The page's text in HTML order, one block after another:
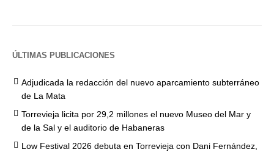
ÚLTIMAS PUBLICACIONES
Adjudicada la redacción del nuevo aparcamiento subterráneo
de La Mata
Torrevieja licita por 29,2 millones el nuevo Museo del Mar y
de la Sal y el auditorio de Habaneras
Low Festival 2026 debuta en Torrevieja con Dani Fernández,